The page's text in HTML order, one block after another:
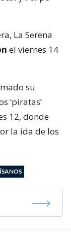
La Serena
el viernes 14
su
‘piratas’
12, donde
la ida de los